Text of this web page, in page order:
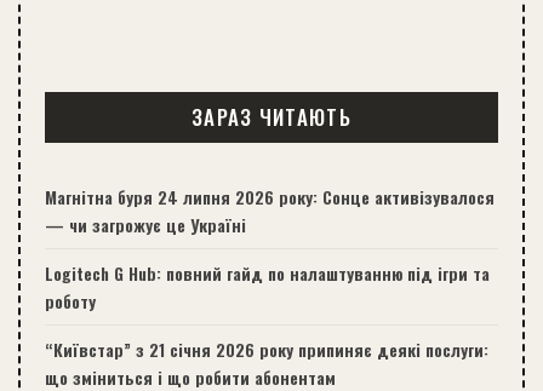
ЗАРАЗ ЧИТАЮТЬ
Магнітна буря 24 липня 2026 року: Сонце активізувалося
— чи загрожує це Україні
Logitech G Hub: повний гайд по налаштуванню під ігри та
роботу
“Київстар” з 21 січня 2026 року припиняє деякі послуги:
що зміниться і що робити абонентам